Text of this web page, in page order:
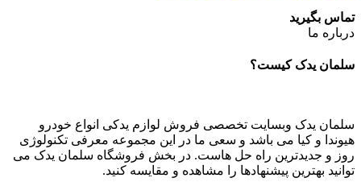
تماس بگیرید
درباره ما
سلمان یدک کیست؟
سلمان یدک وبسایت تخصصی فروش لوازم یدکی انواع خودرو
هیوندا و کیا می باشد و سعی ما در این مجموعه معرفی تکنولوژی
روز و جدیدترین راه حل هاست. در بخش فروشگاه سلمان یدک می
توانید بهترین پیشنهادها را مشاهده و مقایسه کنید.